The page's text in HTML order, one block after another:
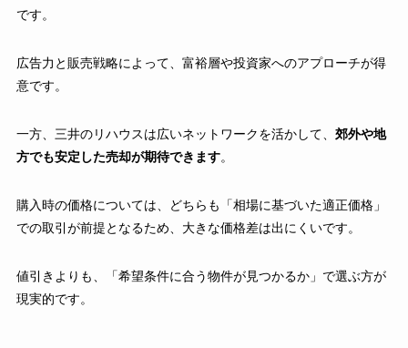
です。
広告力と販売戦略によって、富裕層や投資家へのアプローチが得
意です。
一方、三井のリハウスは広いネットワークを活かして、 郊外や地
方でも安定した売却が期待できます。
購入時の価格については、どちらも「相場に基づいた適正価格」
での取引が前提となるため、大きな価格差は出にくいです。
値引きよりも、「希望条件に合う物件が見つかるか」で選ぶ方が
現実的です。